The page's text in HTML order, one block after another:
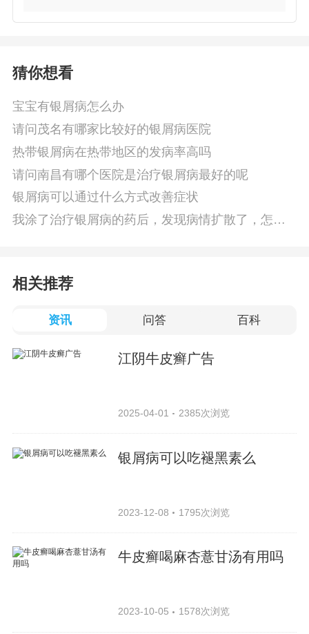
猜你想看
宝宝有银屑病怎么办
请问茂名有哪家比较好的银屑病医院
热带银屑病在热带地区的发病率高吗
请问南昌有哪个医院是治疗银屑病最好的呢
银屑病可以通过什么方式改善症状
我涂了治疗银屑病的药后，发现病情扩散了，怎么
相关推荐
资讯 问答 百科
江阴牛皮癣广告
2025-04-01 2385次浏览
银屑病可以吃褪黑素么
2023-12-08 1795次浏览
牛皮癣喝麻杏薏甘汤有用吗
2023-10-05 1578次浏览